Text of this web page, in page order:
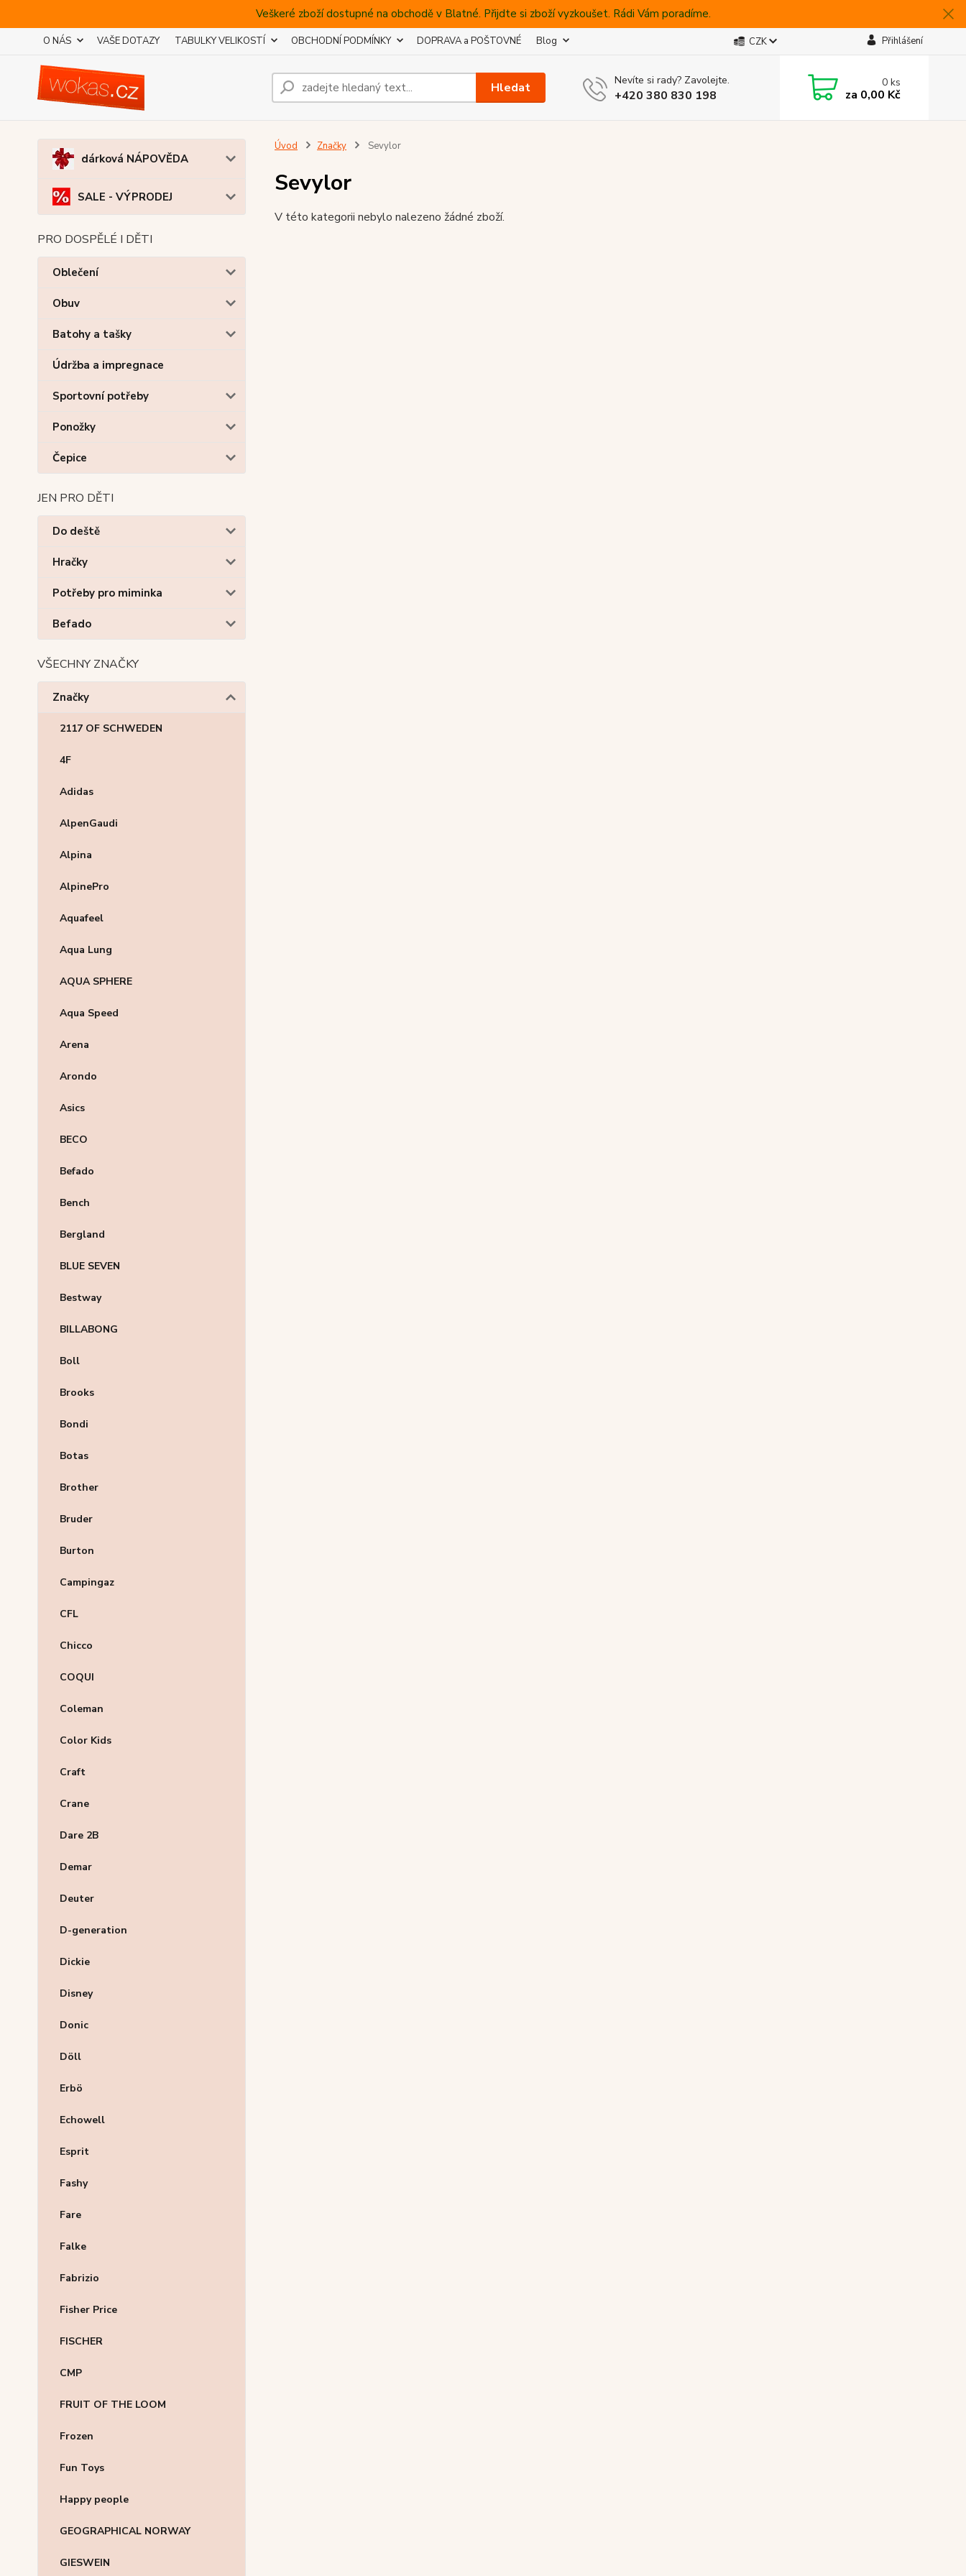
Veškeré zboží dostupné na obchodě v Blatné. Přijdte si zboží vyzkoušet. Rádi Vám poradíme.
O NÁS VAŠE DOTAZY TABULKY VELIKOSTÍ OBCHODNÍ PODMÍNKY DOPRAVA a POŠTOVNÉ Blog CZK Přihlášení
Hledat Nevíte si rady? Zavolejte.
+420 380 830 198
0ks
za 0,00 Kč
dárková NÁPOVĚDA
SALE - VÝPRODEJ
PRO DOSPĚLÉ I DĚTI
Oblečení
Obuv
Batohy a tašky
Údržba a impregnace
Sportovní potřeby
Ponožky
Čepice
JEN PRO DĚTI
Do deště
Hračky
Potřeby pro miminka
Befado
VŠECHNY ZNAČKY
Značky
2117 OF SCHWEDEN
4F
Adidas
AlpenGaudi
Alpina
AlpinePro
Aquafeel
Aqua Lung
AQUA SPHERE
Aqua Speed
Arena
Arondo
Asics
BECO
Befado
Bench
Bergland
BLUE SEVEN
Bestway
BILLABONG
Boll
Brooks
Bondi
Botas
Brother
Bruder
Burton
Campingaz
CFL
Chicco
COQUI
Coleman
Color Kids
Craft
Crane
Dare 2B
Demar
Deuter
D-generation
Dickie
Disney
Donic
Döll
Erbö
Echowell
Esprit
Fashy
Fare
Falke
Fabrizio
Fisher Price
FISCHER
CMP
FRUIT OF THE LOOM
Frozen
Fun Toys
Happy people
GEOGRAPHICAL NORWAY
GIESWEIN
Úvod Značky Sevylor
Sevylor
V této kategorii nebylo nalezeno žádné zboží.